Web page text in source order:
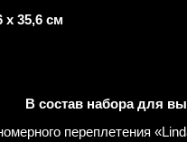
х 35,6 см
В состав набора для
переплетения